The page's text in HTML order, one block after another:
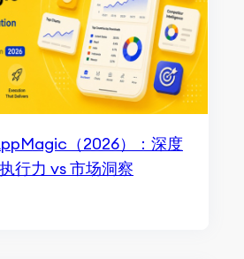
（2026）：深度
行力 vs 市场洞察